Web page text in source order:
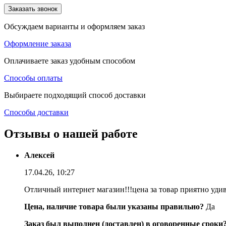
Заказать звонок
Обсуждаем варианты и оформляем заказ
Оформление заказа
Оплачиваете заказ удобным способом
Способы оплаты
Выбираете подходящий способ доставки
Способы доставки
Отзывы о нашей работе
Алексей
17.04.26, 10:27
Отличный интернет магазин!!!цена за товар приятно
Цена, наличие товара были указаны правильно? Да
Заказ был выполнен (доставлен) в оговоренные